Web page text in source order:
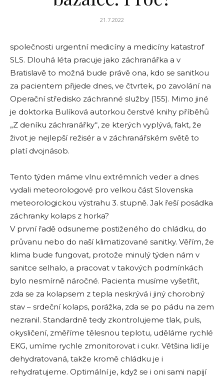
21.7.2022
společnosti urgentní medicíny a medicíny katastrof
SLS. Dlouhá léta pracuje jako záchranářka a v
Bratislavě to možná bude právě ona, kdo se sanitkou
za pacientem přijede dnes, ve čtvrtek, po zavolání na
Operační středisko záchranné služby (155). Mimo jiné
je doktorka Bulíková autorkou čerstvé knihy příběhů
„Z deníku záchranářky“, ze kterých vyplývá, fakt, že
život je nejlepší režisér a v záchranářském světě to
platí dvojnásob.
Tento týden máme vlnu extrémních veder a dnes
vydali meteorologové pro velkou část Slovenska
meteorologickou výstrahu 3. stupně. Jak řeší posádka
záchranky kolaps z horka?
V první řadě odsuneme postiženého do chládku, do
průvanu nebo do naší klimatizované sanitky. Věřím, že
klima bude fungovat, protože minulý týden nám v
sanitce selhalo, a pracovat v takových podmínkách
bylo nesmírně náročné. Pacienta musíme vyšetřit,
zda se za kolapsem z tepla neskrývá i jiný chorobný
stav – srdeční kolaps, porážka, zda se po pádu na zem
nezranil. Standardně tedy zkontrolujeme tlak, puls,
okysličení, změříme tělesnou teplotu, uděláme rychlé
EKG, umíme rychle zmonitorovat i cukr. Většina lidí je
dehydratovaná, takže kromě chládku je i
rehydratujeme. Optimální je, když se i oni sami napijí